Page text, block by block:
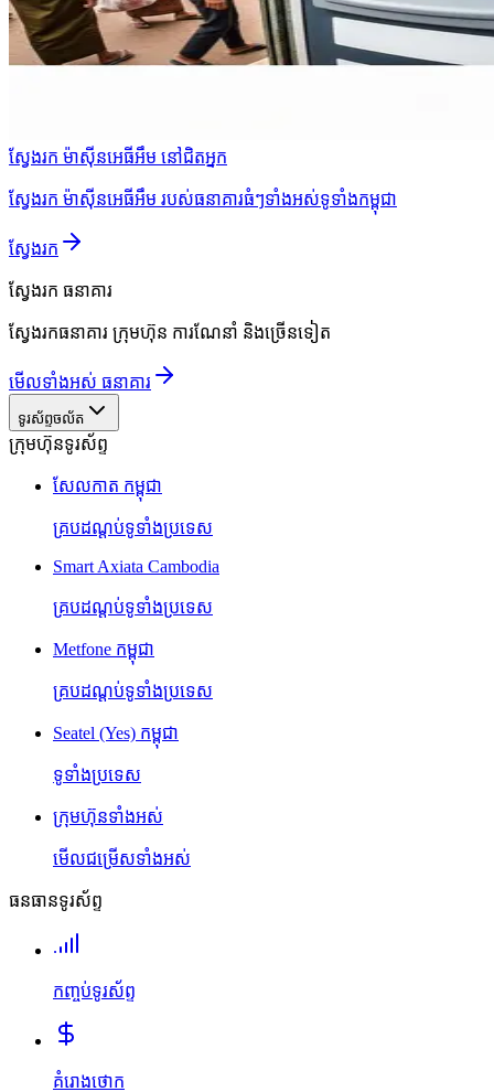
ស្វែងរក ម៉ាស៊ីនអេធីអឹម នៅជិតអ្នក
ស្វែងរក ម៉ាស៊ីនអេធីអឹម របស់ធនាគារធំៗទាំងអស់ទូទាំងកម្ពុជា
ស្វែងរក
ស្វែងរក ធនាគារ
ស្វែងរកធនាគារ ក្រុមហ៊ុន ការណែនាំ និងច្រើនទៀត
មើលទាំងអស់ ធនាគារ
ទូរស័ព្ទចល័ត
ក្រុមហ៊ុនទូរស័ព្ទ
សែលកាត កម្ពុជា
គ្របដណ្តប់ទូទាំងប្រទេស
Smart Axiata Cambodia
គ្របដណ្តប់ទូទាំងប្រទេស
Metfone កម្ពុជា
គ្របដណ្តប់ទូទាំងប្រទេស
Seatel (Yes) កម្ពុជា
ទូទាំងប្រទេស
ក្រុមហ៊ុនទាំងអស់
មើលជម្រើសទាំងអស់
ធនធានទូរស័ព្ទ
កញ្ចប់ទូរស័ព្ទ
គំរោងថោក